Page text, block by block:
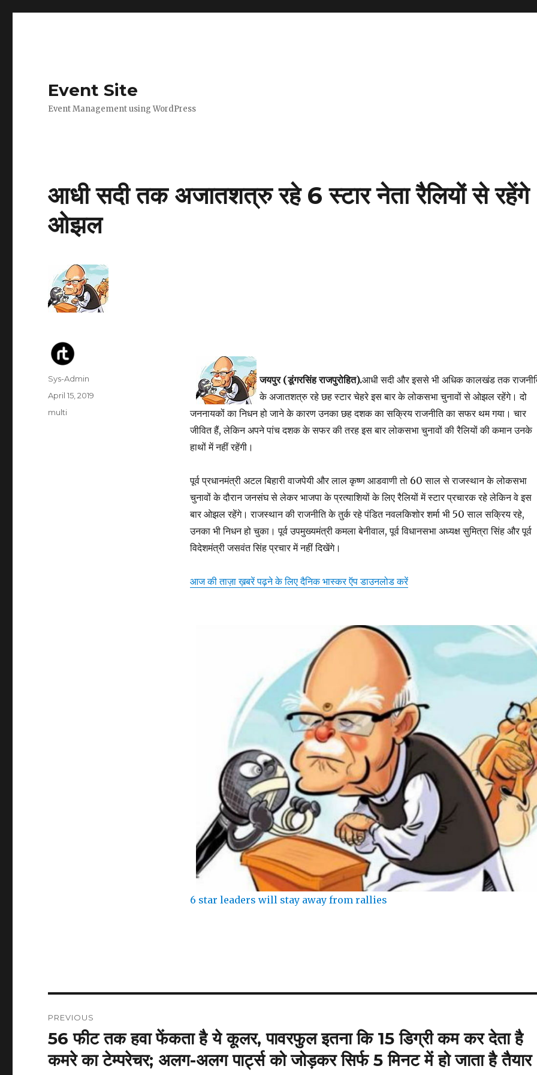
Event Site
Event Management using WordPress
आधी सदी तक अजातशत्रु रहे 6 स्टार नेता रैलियों से रहेंगे
ओझल
जयपुर (डूंगरसिंह राजपुरोहित).आधी सदी और इससे भी अधिक कालखंड तक
के अजातशत्रु रहे छह स्टार चेहरे इस बार के लोकसभा चुनावों से ओझल रहेंगे। दो
जननायकों का निधन हो जाने के कारण उनका छह दशक का सक्रिय राजनीति का सफर थम गया। चार
जीवित हैं, लेकिन अपने पांच दशक के सफर की तरह इस बार लोकसभा चुनावों की रैलियों की कमान उनके
हाथों में नहीं रहेंगी।
पूर्व प्रधानमंत्री अटल बिहारी वाजपेयी और लाल कृष्ण आडवाणी तो 60 साल से राजस्थान के लोकसभा
चुनावों के दौरान जनसंघ से लेकर भाजपा के प्रत्याशियों के लिए रैलियों में स्टार प्रचारक रहे लेकिन वे इस
बार ओझल रहेंगे। राजस्थान की राजनीति के तुर्क रहे पंडित नवलकिशोर शर्मा भी 50 साल सक्रिय रहे,
उनका भी निधन हो चुका। पूर्व उपमुख्यमंत्री कमला बेनीवाल, पूर्व विधानसभा अध्यक्ष सुमित्रा सिंह और पूर्व
विदेशमंत्री जसवंत सिंह प्रचार में नहीं दिखेंगे।
आज की ताज़ा ख़बरें पढ़ने के लिए दैनिक भास्कर ऍप डाउनलोड करें
6 star leaders will stay away from rallies
Author
Sys-Admin
Posted
April 15, 2019
Categories
multi
navigation
PREVIOUS
Previous
post:
56 फीट तक हवा फेंकता है ये कूलर, पावरफुल इतना कि 15 डिग्री कम कर देता है
कमरे का टेम्परेचर; अलग-अलग पार्ट्स को जोड़कर सिर्फ 5 मिनट में हो जाता है तैयार